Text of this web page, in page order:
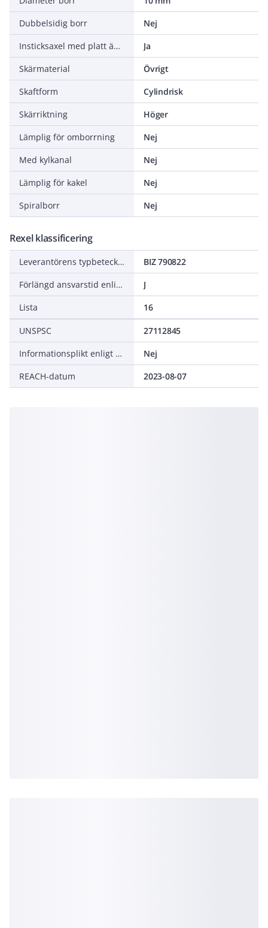
Dubbelsidig borr
Nej
Insticksaxel med platt ände
Ja
Skärmaterial
Övrigt
Skaftform
Cylindrisk
Skärriktning
Höger
Lämplig för omborrning
Nej
Med kylkanal
Nej
Lämplig för kakel
Nej
Spiralborr
Nej
Rexel klassificering
Leverantörens typbeteckning
BIZ 790822
Förlängd ansvarstid enligt ALEM-09
J
Lista
16
UNSPSC
27112845
Informationsplikt enligt REACH
Nej
REACH-datum
2023-08-07